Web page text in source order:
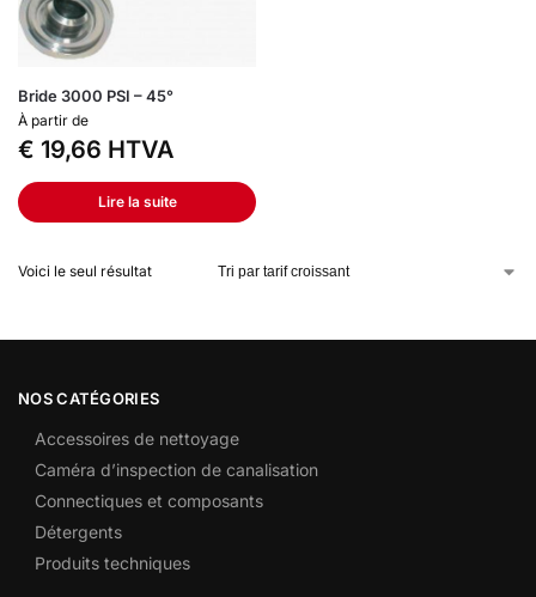
Bride 3000 PSI – 45°
À partir de
€ 19,66 HTVA
Lire la suite
Voici le seul résultat
NOS CATÉGORIES
Accessoires de nettoyage
Caméra d’inspection de canalisation
Connectiques et composants
Détergents
Produits techniques